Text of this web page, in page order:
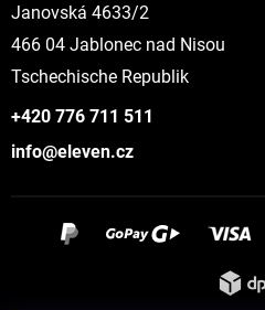
Janovská 4633/2
466 04 Jablonec nad Nisou
Tschechische Republik
+420 776 711 511
info@eleven.cz